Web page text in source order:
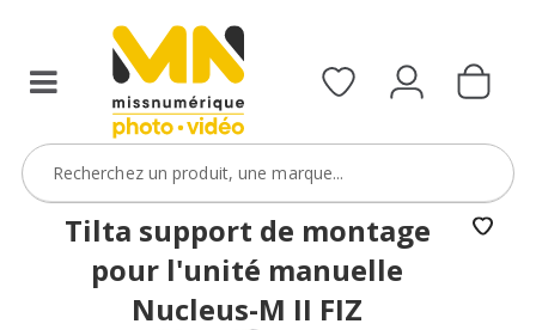
Tilta support de montage
pour l'unité manuelle
Nucleus-M II FIZ